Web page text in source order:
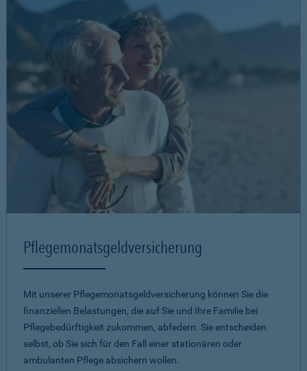
Pflegemonatsgeld­versicherung
Mit unserer Pflegemonatsgeld­versicherung können Sie die
finanziellen Belastungen, die auf Sie und Ihre Familie bei
Pflegebedürftigkeit zukommen, abfedern. Sie entscheiden
selbst, ob Sie sich für den Fall einer stationären oder
ambulanten Pflege absichern wollen.